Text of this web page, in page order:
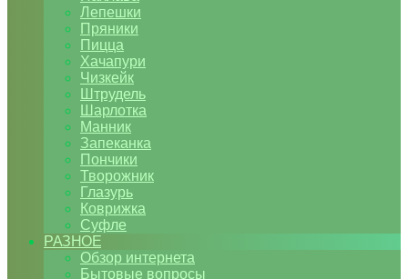
Лепешки
Пряники
Пицца
Хачапури
Чизкейк
Штрудель
Шарлотка
Манник
Запеканка
Пончики
Творожник
Глазурь
Коврижка
Суфле
РАЗНОЕ
Обзор интернета
Бытовые вопросы